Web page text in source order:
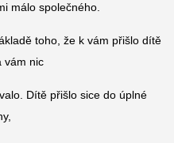
málo společného.
toho, že k vám přišlo dítě
vám nic
Dítě přišlo sice do úplné